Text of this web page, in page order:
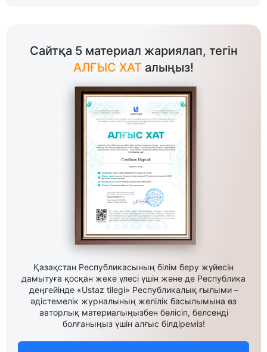
Сайтқа 5 материал жариялап, тегін
АЛҒЫС ХАТ алыңыз!
Қазақстан Республикасының білім беру жүйесін
дамытуға қосқан жеке үлесі үшін және де Республика
деңгейінде «Ustaz tilegi» Республикалық ғылыми –
әдістемелік журналының желілік басылымына өз
авторлық материалыңызбен бөлісіп, белсенді
болғаныңыз үшін алғыс білдіреміз!